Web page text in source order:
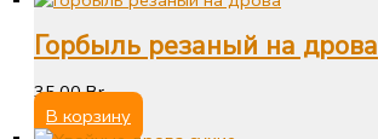
Горбыль резаный на дрова
35,00Br
В корзину